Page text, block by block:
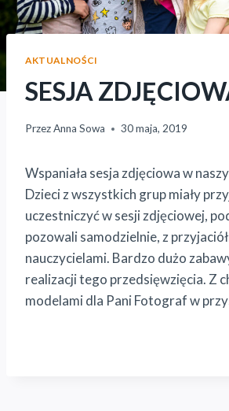
AKTUALNOŚCI
SESJA
PrzezAnna Sowa 30 maja, 2019
Wspaniała sesja zdjęciowa w
Dzieci z wszystkich grup miały
uczestniczyć w sesji zdjęciowej,
pozowali samodzielnie, z
nauczycielami. Bardzo dużo
realizacji tego przedsięwzięcia. Z
modelami dla Pani Fotograf w